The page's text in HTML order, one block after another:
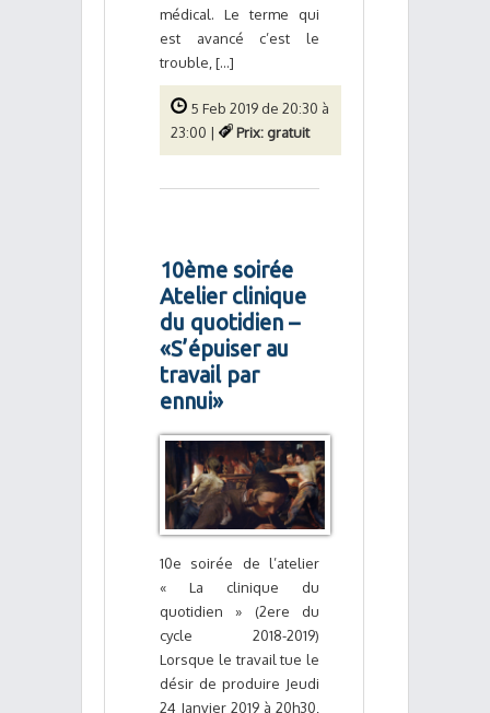
médical. Le terme qui
est avancé c’est le
trouble, [...]
5 Feb 2019 de 20:30 à
23:00 |
Prix: gratuit
10ème soirée
Atelier clinique
du quotidien –
«S’épuiser au
travail par
ennui»
10e soirée de l’atelier
« La clinique du
quotidien » (2ere du
cycle 2018-2019)
Lorsque le travail tue le
désir de produire Jeudi
24 Janvier 2019 à 20h30,